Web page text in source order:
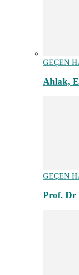
GEÇEN
Ahlak,
GEÇEN
Prof. Dr